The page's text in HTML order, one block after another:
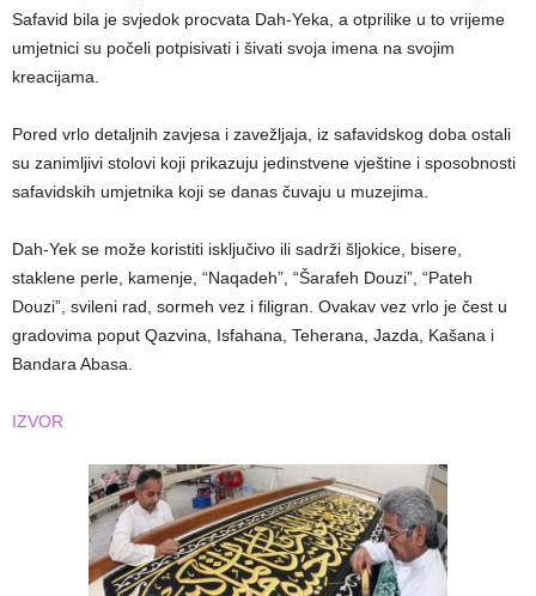
Safavid bila je svjedok procvata Dah-Yeka, a otprilike u to vrijeme
umjetnici su počeli potpisivati i šivati svoja imena na svojim
kreacijama.
Pored vrlo detaljnih zavjesa i zavežljaja, iz safavidskog doba ostali
su zanimljivi stolovi koji prikazuju jedinstvene vještine i sposobnosti
safavidskih umjetnika koji se danas čuvaju u muzejima.
Dah-Yek se može koristiti isključivo ili sadrži šljokice, bisere,
staklene perle, kamenje, “Naqadeh”, “Šarafeh Douzi”, “Pateh
Douzi”, svileni rad, sormeh vez i filigran. Ovakav vez vrlo je čest u
gradovima poput Qazvina, Isfahana, Teherana, Jazda, Kašana i
Bandara Abasa.
IZVOR